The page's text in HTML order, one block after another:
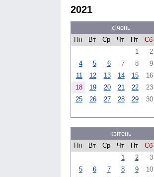
2021
січень
Пн
Вт Ср Чт Пт Сб
1
2
4
5 6 7 8 9
11
12 13 14 15 16
18
19 20 21 22 23
25
26 27 28 29 30
квітень
Пн
Вт Ср Чт Пт Сб
1
2 3
5
6 7 8 9 10